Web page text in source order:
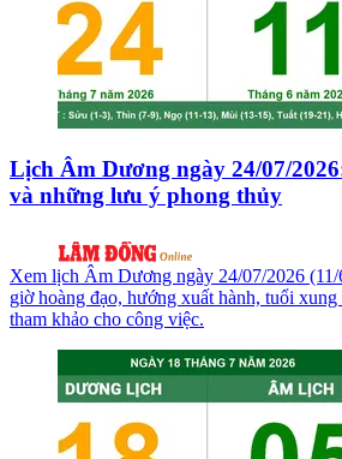
Lịch Âm Dương ngày 24/07/
và những lưu ý phong thủy
Xem lịch Âm Dương ngày 24/07/2026
giờ hoàng đạo, hướng xuất hành, tuổi
tham khảo cho công việc.